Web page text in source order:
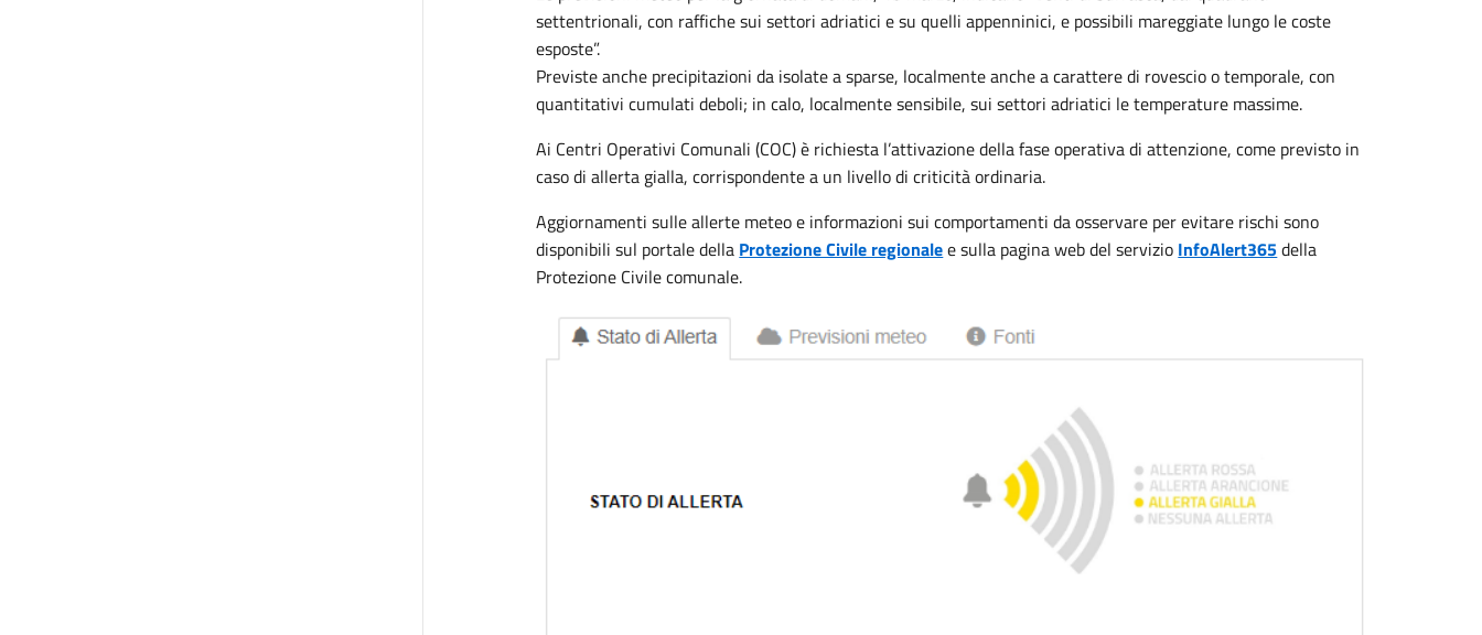
settentrionali, con raffiche sui settori adriatici e su quelli appenninici, e possibili mareggiate lungo le coste
esposte”.
Previste anche precipitazioni da isolate a sparse, localmente anche a carattere di rovescio o temporale, con
quantitativi cumulati deboli; in calo, localmente sensibile, sui settori adriatici le temperature massime.
Ai Centri Operativi Comunali (COC) è richiesta l’attivazione della fase operativa di attenzione, come previsto in
caso di allerta gialla, corrispondente a un livello di criticità ordinaria.
Aggiornamenti sulle allerte meteo e informazioni sui comportamenti da osservare per evitare rischi sono
disponibili sul portale della Protezione Civile regionalee sulla pagina web del servizio InfoAlert365della
Protezione Civile comunale.